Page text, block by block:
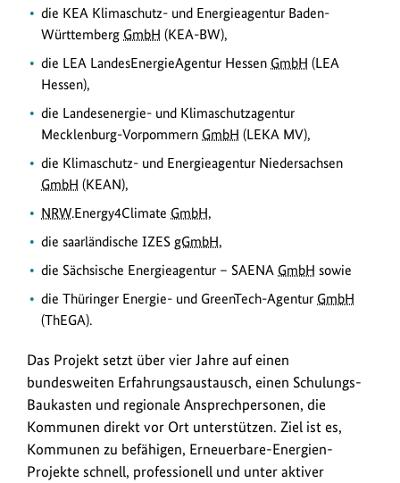
die KEA Klimaschutz- und Energieagentur Baden-
Württemberg GmbH (KEA-BW),
die LEA LandesEnergieAgentur Hessen GmbH (LEA
Hessen),
die Landesenergie- und Klimaschutzagentur
Mecklenburg-Vorpommern GmbH (LEKA MV),
die Klimaschutz- und Energieagentur Niedersachsen
GmbH (KEAN),
NRW.Energy4Climate GmbH,
die saarländische IZES gGmbH,
die Sächsische Energieagentur – SAENA GmbH sowie
die Thüringer Energie- und GreenTech-Agentur GmbH
(ThEGA).
Das Projekt setzt über vier Jahre auf einen
bundesweiten Erfahrungsaustausch, einen Schulungs-
Baukasten und regionale Ansprechpersonen, die
Kommunen direkt vor Ort unterstützen. Ziel ist es,
Kommunen zu befähigen, Erneuerbare-Energien-
Projekte schnell, professionell und unter aktiver